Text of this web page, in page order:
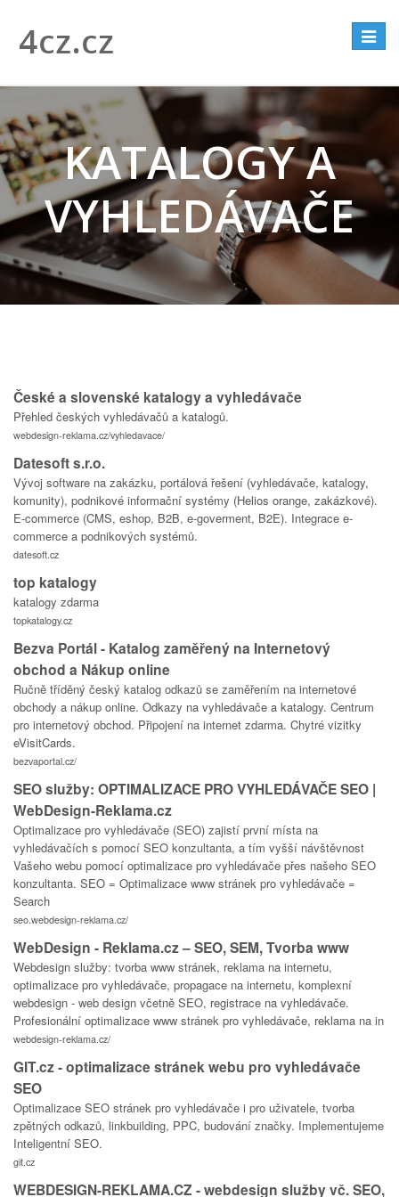
KATALOGY A
VYHLEDÁVAČE
České a slovenské katalogy a vyhledávače
Přehled českých vyhledávačů a katalogů.
webdesign-reklama.cz/vyhledavace/
Datesoft s.r.o.
Vývoj software na zakázku, portálová řešení (vyhledávače, katalogy,
komunity), podnikové informační systémy (Helios orange, zakázkové).
E-commerce (CMS, eshop, B2B, e-goverment, B2E). Integrace e-
commerce a podnikových systémů.
datesoft.cz
top katalogy
katalogy zdarma
topkatalogy.cz
Bezva Portál - Katalog zaměřený na Internetový
obchod a Nákup online
Ručně tříděný český katalog odkazů se zaměřením na internetové
obchody a nákup online. Odkazy na vyhledávače a katalogy. Centrum
pro internetový obchod. Připojení na internet zdarma. Chytré vizitky
eVisitCards.
bezvaportal.cz/
SEO služby: OPTIMALIZACE PRO VYHLEDÁVAČE SEO |
WebDesign-Reklama.cz
Optimalizace pro vyhledávače (SEO) zajistí první místa na
vyhledávačích s pomocí SEO konzultanta, a tím vyšší návštěvnost
Vašeho webu pomocí optimalizace pro vyhledávače přes našeho SEO
konzultanta. SEO = Optimalizace www stránek pro vyhledávače =
Search
seo.webdesign-reklama.cz/
WebDesign - Reklama.cz – SEO, SEM, Tvorba www
Webdesign služby: tvorba www stránek, reklama na internetu,
optimalizace pro vyhledávače, propagace na internetu, komplexní
webdesign - web design včetně SEO, registrace na vyhledávače.
Profesionální optimalizace www stránek pro vyhledávače, reklama na in
webdesign-reklama.cz/
GIT.cz - optimalizace stránek webu pro vyhledávače
SEO
Optimalizace SEO stránek pro vyhledávače i pro uživatele, tvorba
zpětných odkazů, linkbuilding, PPC, budování značky. Implementujeme
Inteligentní SEO.
git.cz
WEBDESIGN-REKLAMA.CZ - webdesign služby vč. SEO,